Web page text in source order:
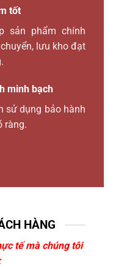
tốt
sản phẩm chính
lưu kho đạt
minh bạch
sử dụng bảo hành
ràng.
HÀNG
tế mà chúng tôi